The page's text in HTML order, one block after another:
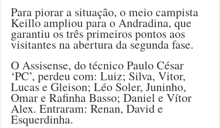
Para piorar a situação, o meio campista
Keillo ampliou para o Andradina, que
garantiu os três primeiros pontos aos
visitantes na abertura da segunda fase.
O Assisense, do técnico Paulo César
‘PC’, perdeu com: Luiz; Silva, Vitor,
Lucas e Gleison; Léo Soler, Juninho,
Omar e Rafinha Basso; Daniel e Vítor
Alex. Entraram: Renan, David e
Esquerdinha.